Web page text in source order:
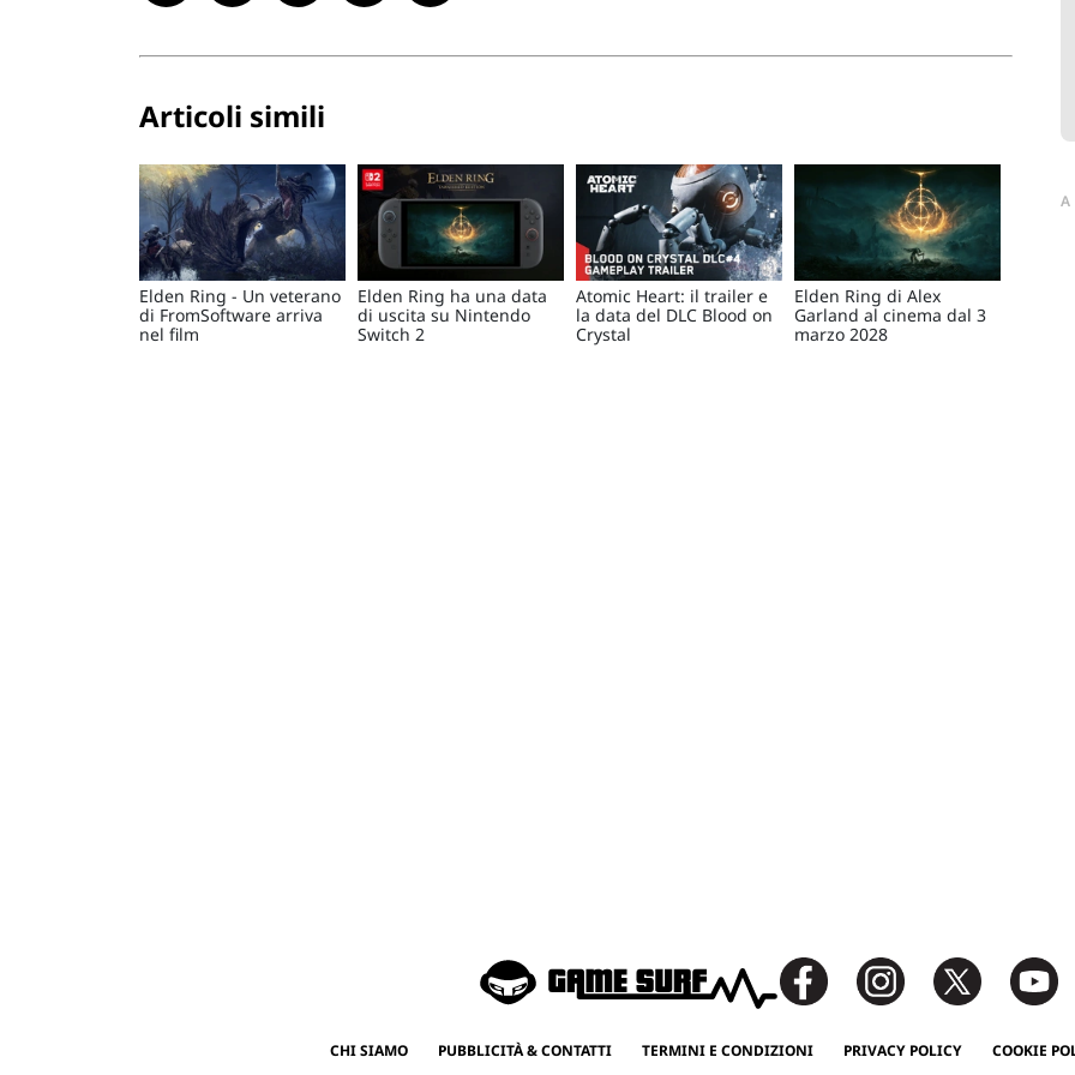
Articoli simili
Elden Ring - Un veterano
di FromSoftware arriva
nel film
Elden Ring ha una data
di uscita su Nintendo
Switch 2
Atomic Heart: il trailer e
la data del DLC Blood on
Crystal
Elden Ring di Alex
Garland al cinema dal 3
marzo 2028
CHI SIAMO PUBBLICITÀ & CONTATTI TERMINI E CONDIZIONI PRIVACY POLICY COOKIE